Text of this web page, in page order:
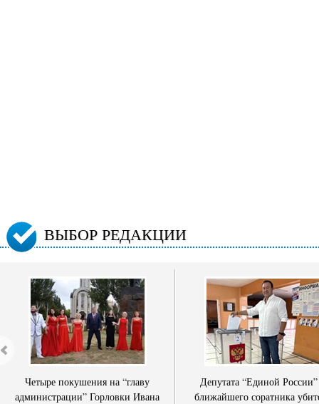
ВЫБОР РЕДАКЦИИ
Четыре покушения на “главу
администрации” Горловки Ивана
Депутата “Единой
ближайшего соратника